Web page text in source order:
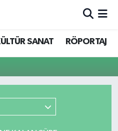
SANAT RÖPORTAJ
Haritası